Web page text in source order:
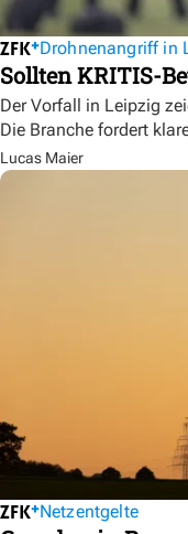
Drohnenangriff in
Sollten KRITIS-
Der Vorfall in Leipzig
Die Branche fordert
Lucas Maier
Netzentgelte